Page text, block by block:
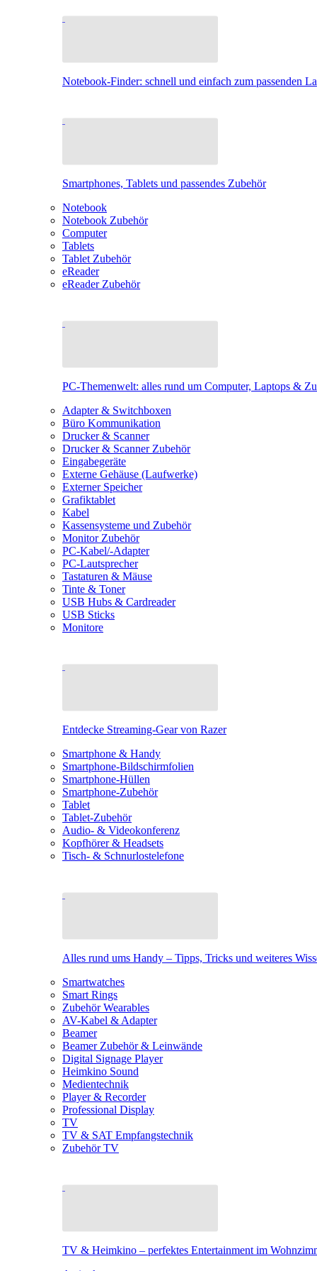
Notebook-Finder: schnell und einfach zum passenden
Smartphones, Tablets und passendes Zubehör
Notebook
Notebook Zubehör
Computer
Tablets
Tablet Zubehör
eReader
eReader Zubehör
PC-Themenwelt: alles rund um Computer, Laptops &
Adapter & Switchboxen
Büro Kommunikation
Drucker & Scanner
Drucker & Scanner Zubehör
Eingabegeräte
Externe Gehäuse (Laufwerke)
Externer Speicher
Grafiktablet
Kabel
Kassensysteme und Zubehör
Monitor Zubehör
PC-Kabel/-Adapter
PC-Lautsprecher
Tastaturen & Mäuse
Tinte & Toner
USB Hubs & Cardreader
USB Sticks
Monitore
Entdecke Streaming-Gear von Razer
Smartphone & Handy
Smartphone-Bildschirmfolien
Smartphone-Hüllen
Smartphone-Zubehör
Tablet
Tablet-Zubehör
Audio- & Videokonferenz
Kopfhörer & Headsets
Tisch- & Schnurlostelefone
Alles rund ums Handy – Tipps, Tricks und weiteres
Smartwatches
Smart Rings
Zubehör Wearables
AV-Kabel & Adapter
Beamer
Beamer Zubehör & Leinwände
Digital Signage Player
Heimkino Sound
Medientechnik
Player & Recorder
Professional Display
TV
TV & SAT Empfangstechnik
Zubehör TV
TV & Heimkino – perfektes Entertainment im